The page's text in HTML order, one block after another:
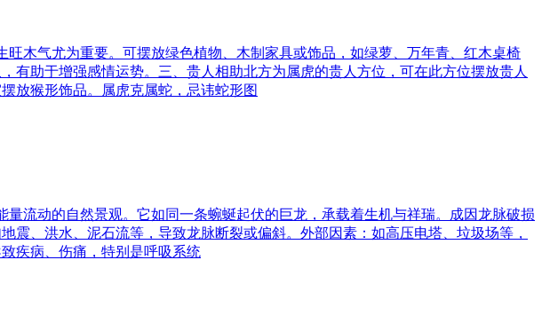
木气尤为重要。可摆放绿色植物、木制家具或饰品，如绿萝、万年青、红木桌椅
助于增强感情运势。三、贵人相助北方为属虎的贵人方位，可在此方位摆放贵人
放猴形饰品。属虎克属蛇，忌讳蛇形图
流动的自然景观。它如同一条蜿蜒起伏的巨龙，承载着生机与祥瑞。成因龙脉破损
、洪水、泥石流等，导致龙脉断裂或偏斜。外部因素：如高压电塔、垃圾场等，
疾病、伤痛，特别是呼吸系统